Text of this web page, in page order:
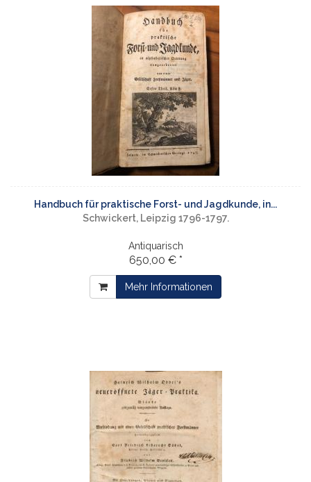
Handbuch für praktische Forst- und Jagdkunde, in...
Schwickert, Leipzig 1796-1797.
Antiquarisch
650,00 € *
Mehr Informationen